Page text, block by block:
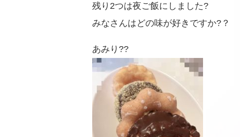
残り2つは夜ご飯にしました?
みなさんはどの味が好きですか?？
あみり??